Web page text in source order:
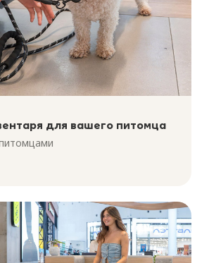
для вашего питомца